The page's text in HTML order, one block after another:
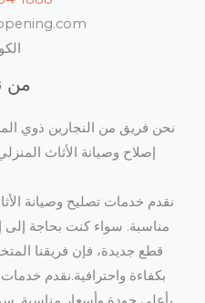
من
نحن فريق من النجارين ذوي
إصلاح وصيانة الأثاث
نقدم خدمات تصليح وصيانة
مناسبة. سواء كنت بحاجة إلى
قطع جديدة، فإن فريقنا
بكفاءة واحترافية.نقدم